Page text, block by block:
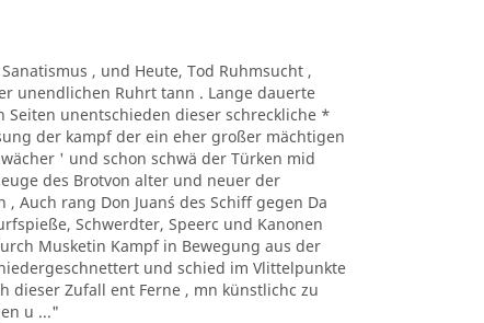
, und Heute, Tod Ruhmsucht ,
unendlichen Ruhrt tann . Lange dauerte
unentschieden dieser schreckliche *
der kampf der ein eher großer mächtigen
' und schon schwä der Türken mid
des Brotvon alter und neuer der
rang Don Juan´s des Schiff gegen Da
Schwerdter, Speerc und Kanonen
Musketin Kampf in Bewegung aus der
und schied im Vlittelpunkte
dieser Zufall ent Ferne , mn künstlichc zu
u ..."